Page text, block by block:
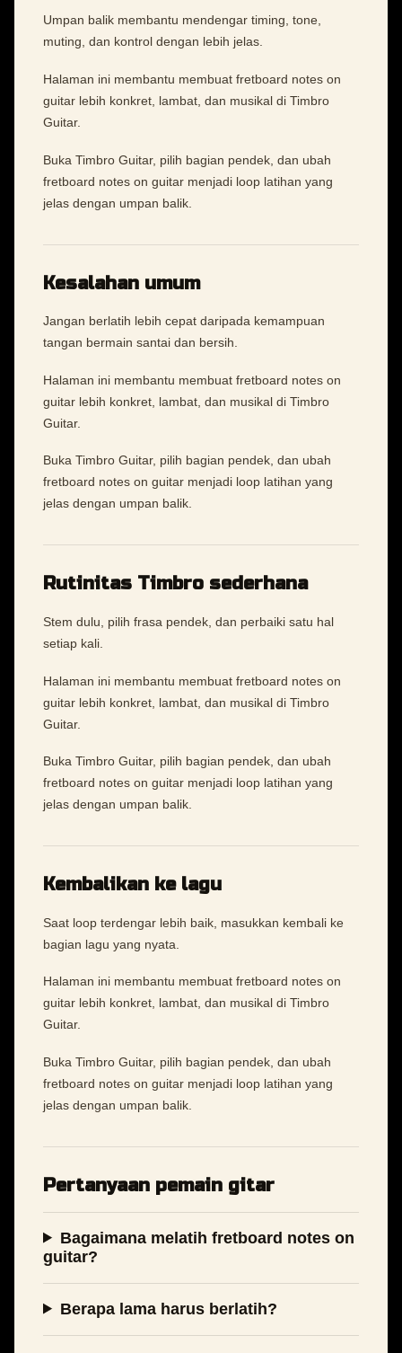
Umpan balik membantu mendengar timing, tone,
muting, dan kontrol dengan lebih jelas.
Halaman ini membantu membuat fretboard notes on
guitar lebih konkret, lambat, dan musikal di Timbro
Guitar.
Buka Timbro Guitar, pilih bagian pendek, dan ubah
fretboard notes on guitar menjadi loop latihan yang
jelas dengan umpan balik.
Kesalahan umum
Jangan berlatih lebih cepat daripada kemampuan
tangan bermain santai dan bersih.
Halaman ini membantu membuat fretboard notes on
guitar lebih konkret, lambat, dan musikal di Timbro
Guitar.
Buka Timbro Guitar, pilih bagian pendek, dan ubah
fretboard notes on guitar menjadi loop latihan yang
jelas dengan umpan balik.
Rutinitas Timbro sederhana
Stem dulu, pilih frasa pendek, dan perbaiki satu hal
setiap kali.
Halaman ini membantu membuat fretboard notes on
guitar lebih konkret, lambat, dan musikal di Timbro
Guitar.
Buka Timbro Guitar, pilih bagian pendek, dan ubah
fretboard notes on guitar menjadi loop latihan yang
jelas dengan umpan balik.
Kembalikan ke lagu
Saat loop terdengar lebih baik, masukkan kembali ke
bagian lagu yang nyata.
Halaman ini membantu membuat fretboard notes on
guitar lebih konkret, lambat, dan musikal di Timbro
Guitar.
Buka Timbro Guitar, pilih bagian pendek, dan ubah
fretboard notes on guitar menjadi loop latihan yang
jelas dengan umpan balik.
Pertanyaan pemain gitar
Bagaimana melatih fretboard notes on
guitar?
Berapa lama harus berlatih?